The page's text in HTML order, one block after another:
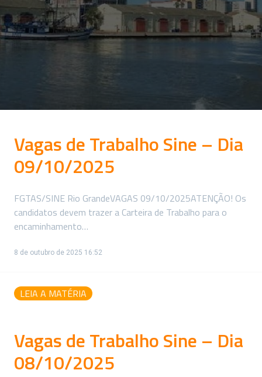
Vagas de Trabalho Sine – Dia
09/10/2025
FGTAS/SINE Rio GrandeVAGAS 09/10/2025ATENÇÃO! Os
candidatos devem trazer a Carteira de Trabalho para o
encaminhamento…
8 de outubro de 2025 16:52
LEIA A MATÉRIA
Vagas de Trabalho Sine – Dia
08/10/2025